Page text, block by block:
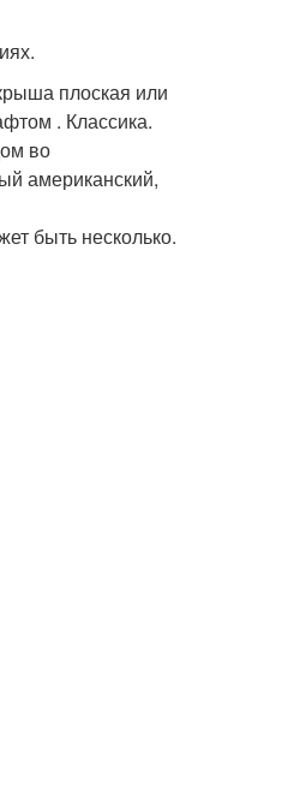
плоская или
. Классика.
во
американский,
быть несколько.